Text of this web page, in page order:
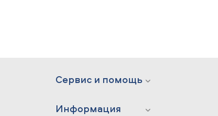
Сервис и помощь
Информация